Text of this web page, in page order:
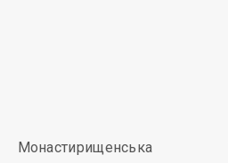
Монастирищенська